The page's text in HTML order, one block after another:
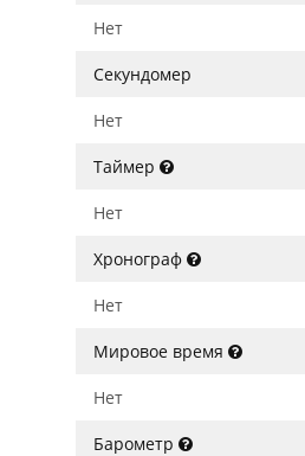
Нет
Секундомер
Нет
Таймер
Нет
Хронограф
Нет
Мировое время
Нет
Барометр